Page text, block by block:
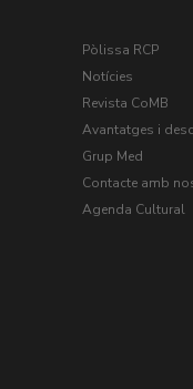
Pòlissa RCP
Notícies
Revista CoMB
Avantatges i
Grup Med
Contacte amb
Agenda Cultural